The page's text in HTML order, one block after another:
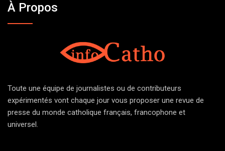
À Propos
Toute une équipe de journalistes ou de contributeurs
expérimentés vont chaque jour vous proposer une revue de
presse du monde catholique français, francophone et
universel.